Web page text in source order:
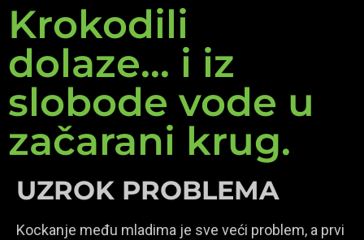
Krokodili
dolaze... i iz
slobode vode u
začarani krug.
UZROK PROBLEMA
Kockanje među mladima je sve veći problem, a prvi